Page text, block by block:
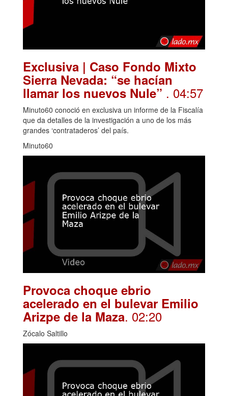
Exclusiva | Caso Fondo Mixto
Sierra Nevada: “se hacían
llamar los nuevos Nule” . 04:57
Minuto60 conoció en exclusiva un informe de la Fiscalía
que da detalles de la investigación a uno de los más
grandes ‘contrataderos’ del país.
Minuto60
Provoca choque ebrio
acelerado en el bulevar Emilio
Arizpe de la Maza. 02:20
Zócalo Saltillo